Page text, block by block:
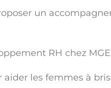
un
RH chez
aider les femmes à